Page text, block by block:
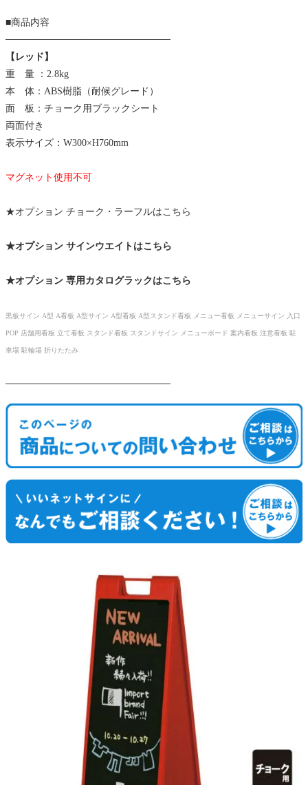
■商品内容
────────────────────────
【レッド】
重 量 ：2.8kg
本 体：ABS樹脂（耐候グレード）
面 板：チョーク用ブラックシート
両面付き
表示サイズ：W300×H760mm
マグネット使用不可
★オプション チョーク・ラーフルはこちら
★オプション サインウエイトはこちら
★オプション 専用カタログラックはこちら
黒板サイン A型 A看板 A型サイン A型看板 A型スタンド看板 メニュー看板 メニューサイン 入口
POP 店舗用看板 立て看板 スタンド看板 スタンドサイン メニューボード 案内看板 注意看板 駐
車場 駐輪場 折りたたみ
────────────────────────